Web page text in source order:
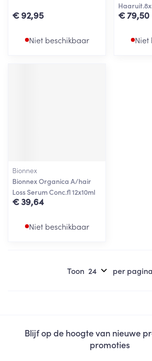
€ 92,95
Niet beschikbaar
€ 79,50
Niet
Bionnex
Bionnex Organica A/hair
Loss Serum Conc.fl 12x10ml
€ 39,64
Niet beschikbaar
Toon per pagina
Blijf op de hoogte van nieuwe
promoties